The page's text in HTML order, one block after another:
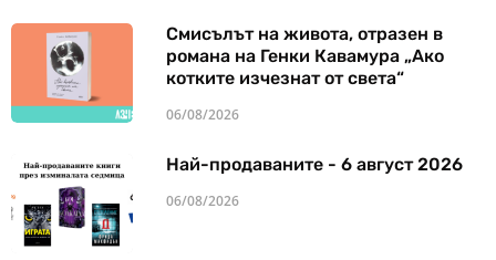
Смисълът на живота, отразен в
романа на Генки Кавамура „Ако
котките изчезнат от света“
06/08/2026
Най-продаваните - 6 август 2026
06/08/2026